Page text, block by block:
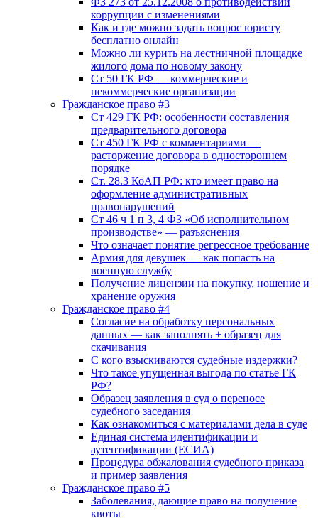
коррупции с изменениями
Как и где можно задать вопрос юристу
бесплатно онлайн
Можно ли курить на лестничной площадке
жилого дома по новому закону
Ст 50 ГК РФ — коммерческие и
некоммерческие организации
Гражданское право #3
Ст 429 ГК РФ: особенности составления
предварительного договора
Ст 450 ГК РФ с комментариями —
расторжение договора в одностороннем
порядке
Ст. 28.3 КоАП РФ: кто имеет право на
оформление административных
правонарушений
Ст 46 ч 1 п 3, 4 ФЗ «Об исполнительном
производстве» — разъяснения
Что означает понятие регрессное требование
Армия для девушек — как попасть на
военную службу
Получение лицензии на покупку, ношение и
хранение оружия
Гражданское право #4
Согласие на обработку персональных
данных — как заполнять + образец для
скачивания
С кого взыскиваются судебные издержки?
Что такое упущенная выгода по статье ГК
РФ?
Образец заявления в суд о переносе
судебного заседания
Как ознакомиться с материалами дела в суде
Единая система идентификации и
аутентификации (ЕСИА)
Процедура обжалования судебного приказа
и пример заявления
Гражданское право #5
Заболевания, дающие право на получение
квоты